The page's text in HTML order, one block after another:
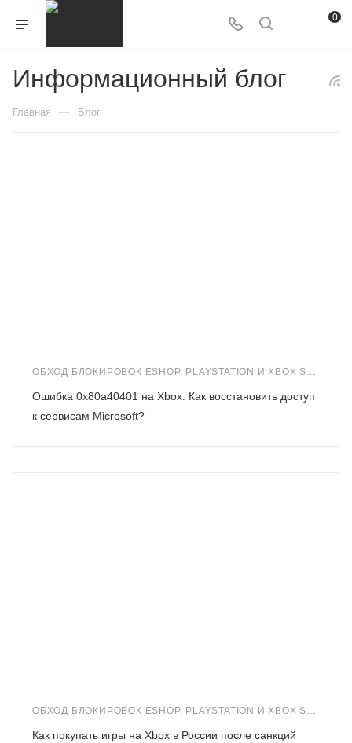
0
Информационный блог
Главная — Блог
Ошибка 0x80a40401 на Xbox. Как восстановить доступ
к сервисам Microsoft?
ОБХОД БЛОКИРОВОК ESHOP, PLAYSTATION И XBOX STORE В ПЕРИОД САНКЦИЙ
Как покупать игры на Xbox в России после санкций